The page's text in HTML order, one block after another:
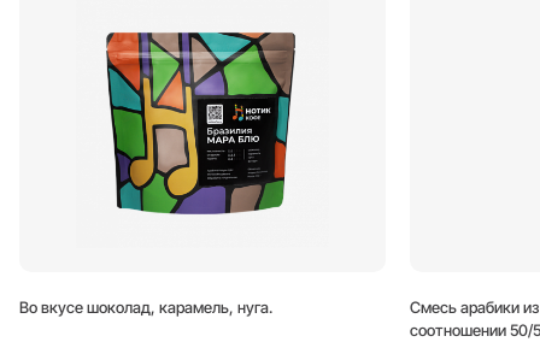
Во вкусе шоколад, карамель, нуга.
Смесь арабики
соотношении